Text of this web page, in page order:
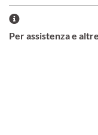
Per assistenza e